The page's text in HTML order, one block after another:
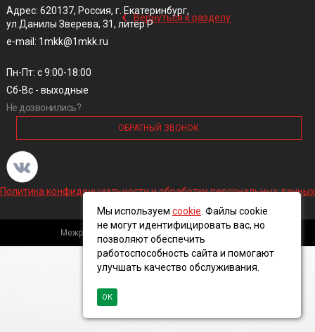
‹ Вернуться к разделу
Адрес: 620137, Россия, г. Екатеринбург,
ул.Данилы Зверева, 31, литер Р
e-mail: 1mkk@1mkk.ru
Пн-Пт: с 9:00-18:00
Сб-Вс - выходные
Не дозвонились?
ОБРАТНЫЙ ЗВОНОК
Политика конфиденциальности и обработки персональных данных
Межрегиональная кабельная компания, 2016 ©
Мы используем cookie . Файлы cookie
не могут идентифицировать вас, но
позволяют обеспечить
работоспособность сайта и помогают
улучшать качество обслуживания.
ОК